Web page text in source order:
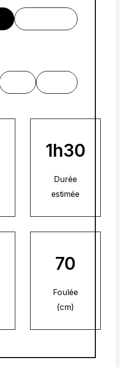
1h30
Durée
estimée
70
Foulée
(cm)